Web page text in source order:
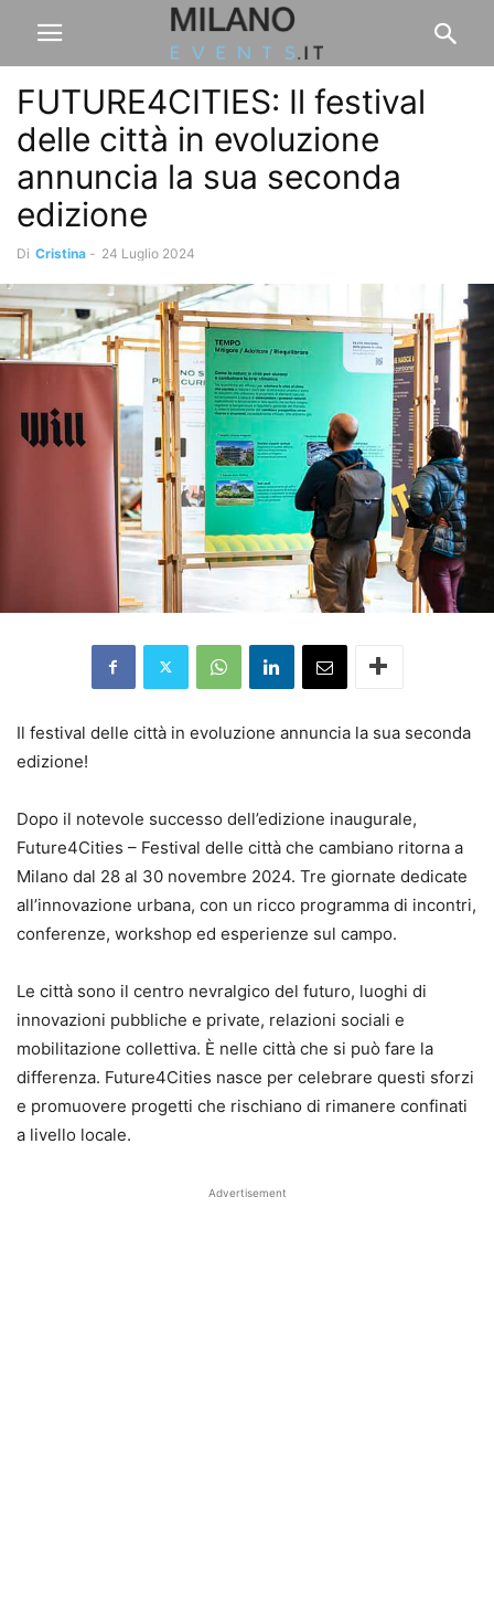
FUTURE4CITIES: Il festival
delle città in evoluzione
annuncia la sua seconda
edizione
Di Cristina - 24 Luglio 2024
Il festival delle città in evoluzione annuncia la sua seconda
edizione!
Dopo il notevole successo dell’edizione inaugurale,
Future4Cities – Festival delle città che cambiano ritorna a
Milano dal 28 al 30 novembre 2024. Tre giornate dedicate
all’innovazione urbana, con un ricco programma di incontri,
conferenze, workshop ed esperienze sul campo.
Le città sono il centro nevralgico del futuro, luoghi di
innovazioni pubbliche e private, relazioni sociali e
mobilitazione collettiva. È nelle città che si può fare la
differenza. Future4Cities nasce per celebrare questi sforzi
e promuovere progetti che rischiano di rimanere confinati
a livello locale.
Advertisement